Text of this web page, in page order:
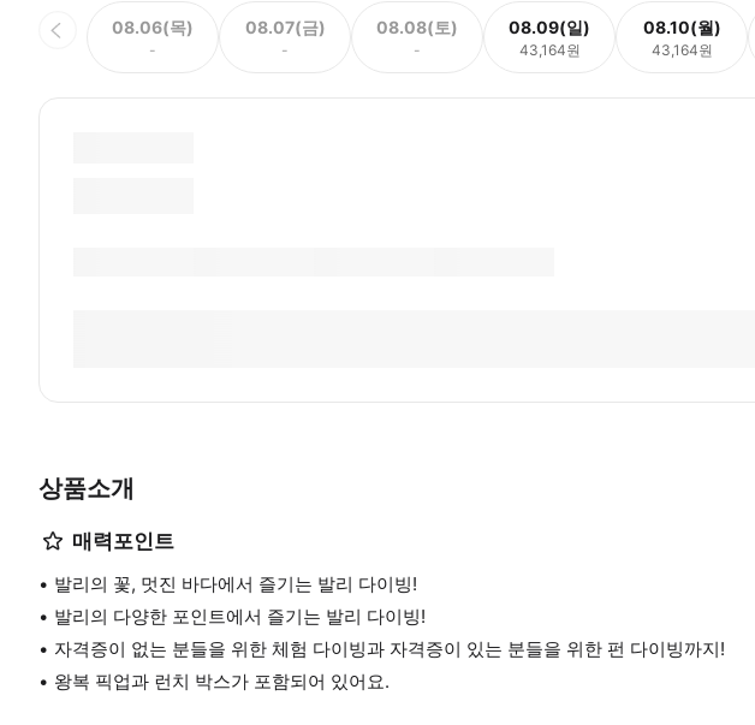
08.06(목)
-
08.07(금)
-
08.08(토)
-
08.09(일)
43,164원
08.10(월)
43,164원
상품소개
매력포인트
발리의 꽃, 멋진 바다에서 즐기는 발리 다이빙!
발리의 다양한 포인트에서 즐기는 발리 다이빙!
자격증이 없는 분들을 위한 체험 다이빙과 자격증이 있는 분들을 위한 펀 다이빙까지!
왕복 픽업과 런치 박스가 포함되어 있어요.